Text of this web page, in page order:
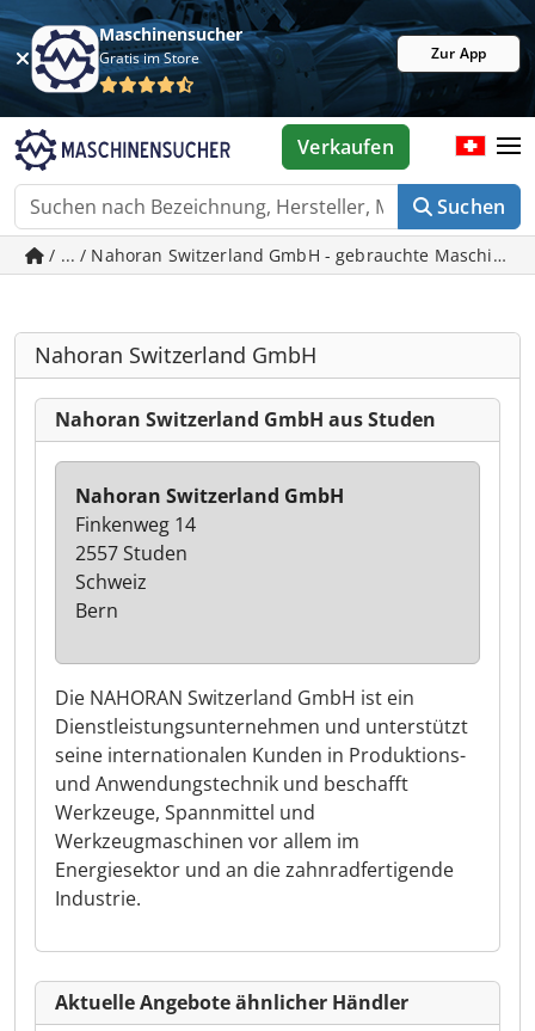
Maschinensucher
Gratis im Store Zur App
Suchen
Verkaufen
/ ... / Nahoran Switzerland GmbH - gebrauchte Maschinen
Nahoran Switzerland GmbH
Nahoran Switzerland GmbH aus Studen
Die NAHORAN Switzerland GmbH ist ein
Dienstleistungsunternehmen und unterstützt
seine internationalen Kunden in Produktions-
und Anwendungstechnik und beschafft
Werkzeuge, Spannmittel und
Werkzeugmaschinen vor allem im
Energiesektor und an die zahnradfertigende
Industrie.
Nahoran Switzerland GmbH
Finkenweg 14
2557 Studen
Schweiz
Bern
Aktuelle Angebote ähnlicher Händler